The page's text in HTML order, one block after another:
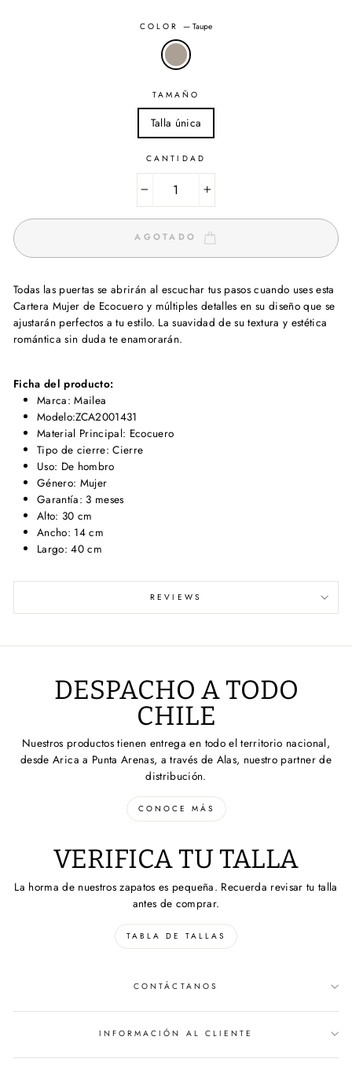
COLOR—Taupe
TAMAÑO
Talla única
CANTIDAD
AGOTADO
Todas las puertas se abrirán al escuchar tus pasos cuando uses esta
Cartera Mujer de Ecocuero y múltiples detalles en su diseño que se
ajustarán perfectos a tu estilo. La suavidad de su textura y estética
romántica sin duda te enamorarán.
Ficha del producto:
Marca: Mailea
Modelo:ZCA2001431
Material Principal: Ecocuero
Tipo de cierre: Cierre
Uso: De hombro
Género: Mujer
Garantía: 3 meses
Alto: 30 cm
Ancho: 14 cm
Largo: 40 cm
REVIEWS
DESPACHO A TODO
CHILE
Nuestros productos tienen entrega en todo el territorio nacional,
desde Arica a Punta Arenas, a través de Alas, nuestro partner de
distribución.
CONOCE MÁS
VERIFICA TU TALLA
La horma de nuestros zapatos es pequeña. Recuerda revisar tu talla
antes de comprar.
TABLA DE TALLAS
CONTÁCTANOS
INFORMACIÓN AL CLIENTE